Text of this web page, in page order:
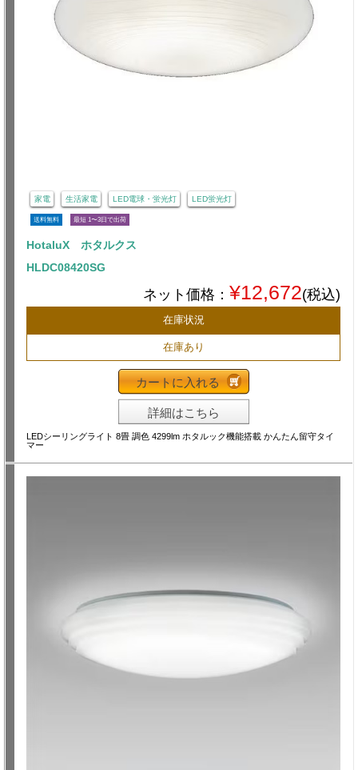
家電 生活家電 LED電球・蛍光灯 LED蛍光灯
送料無料 最短 1〜3日で出荷
HotaluX ホタルクス
HLDC08420SG
ネット価格： ¥12,672(税込)
在庫状況
在庫あり
カートに入れる
詳細はこちら
LEDシーリングライト 8畳 調色 4299lm ホタルック機能搭載 かんたん留守タイ
マー